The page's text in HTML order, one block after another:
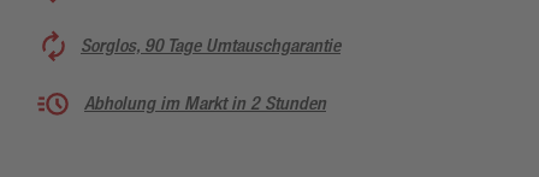
Sorglos, 90 Tage Umtauschgarantie
Abholung im Markt in 2 Stunden